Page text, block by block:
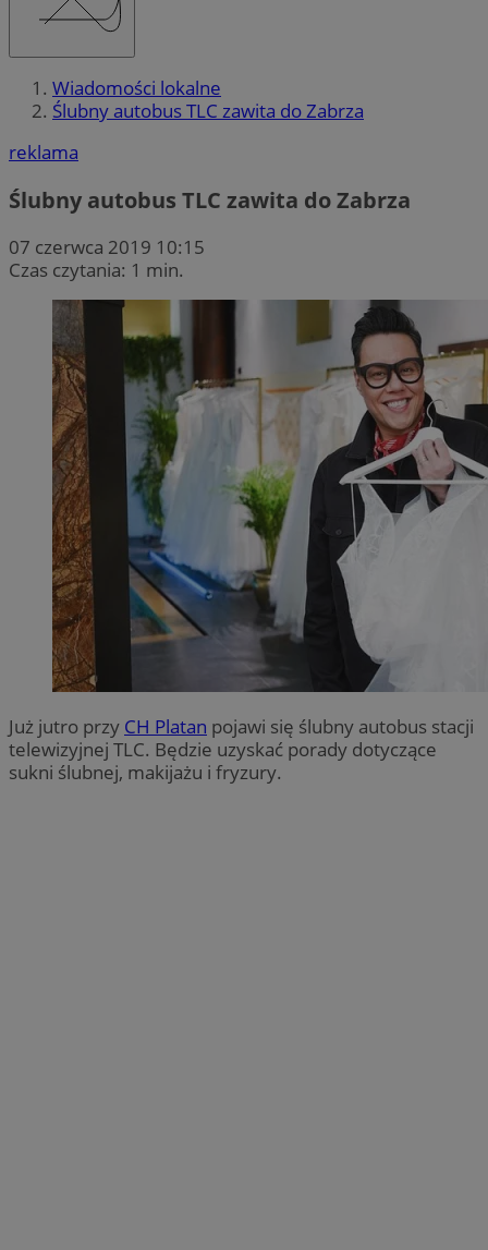
Wiadomości lokalne
Ślubny autobus TLC zawita do Zabrza
reklama
Ślubny autobus TLC zawita do Zabrza
07 czerwca 2019 10:15
Czas czytania: 1 min.
Już jutro przy CH Platan pojawi się ślubny autobus stacji
telewizyjnej TLC. Będzie uzyskać porady dotyczące
sukni ślubnej, makijażu i fryzury.